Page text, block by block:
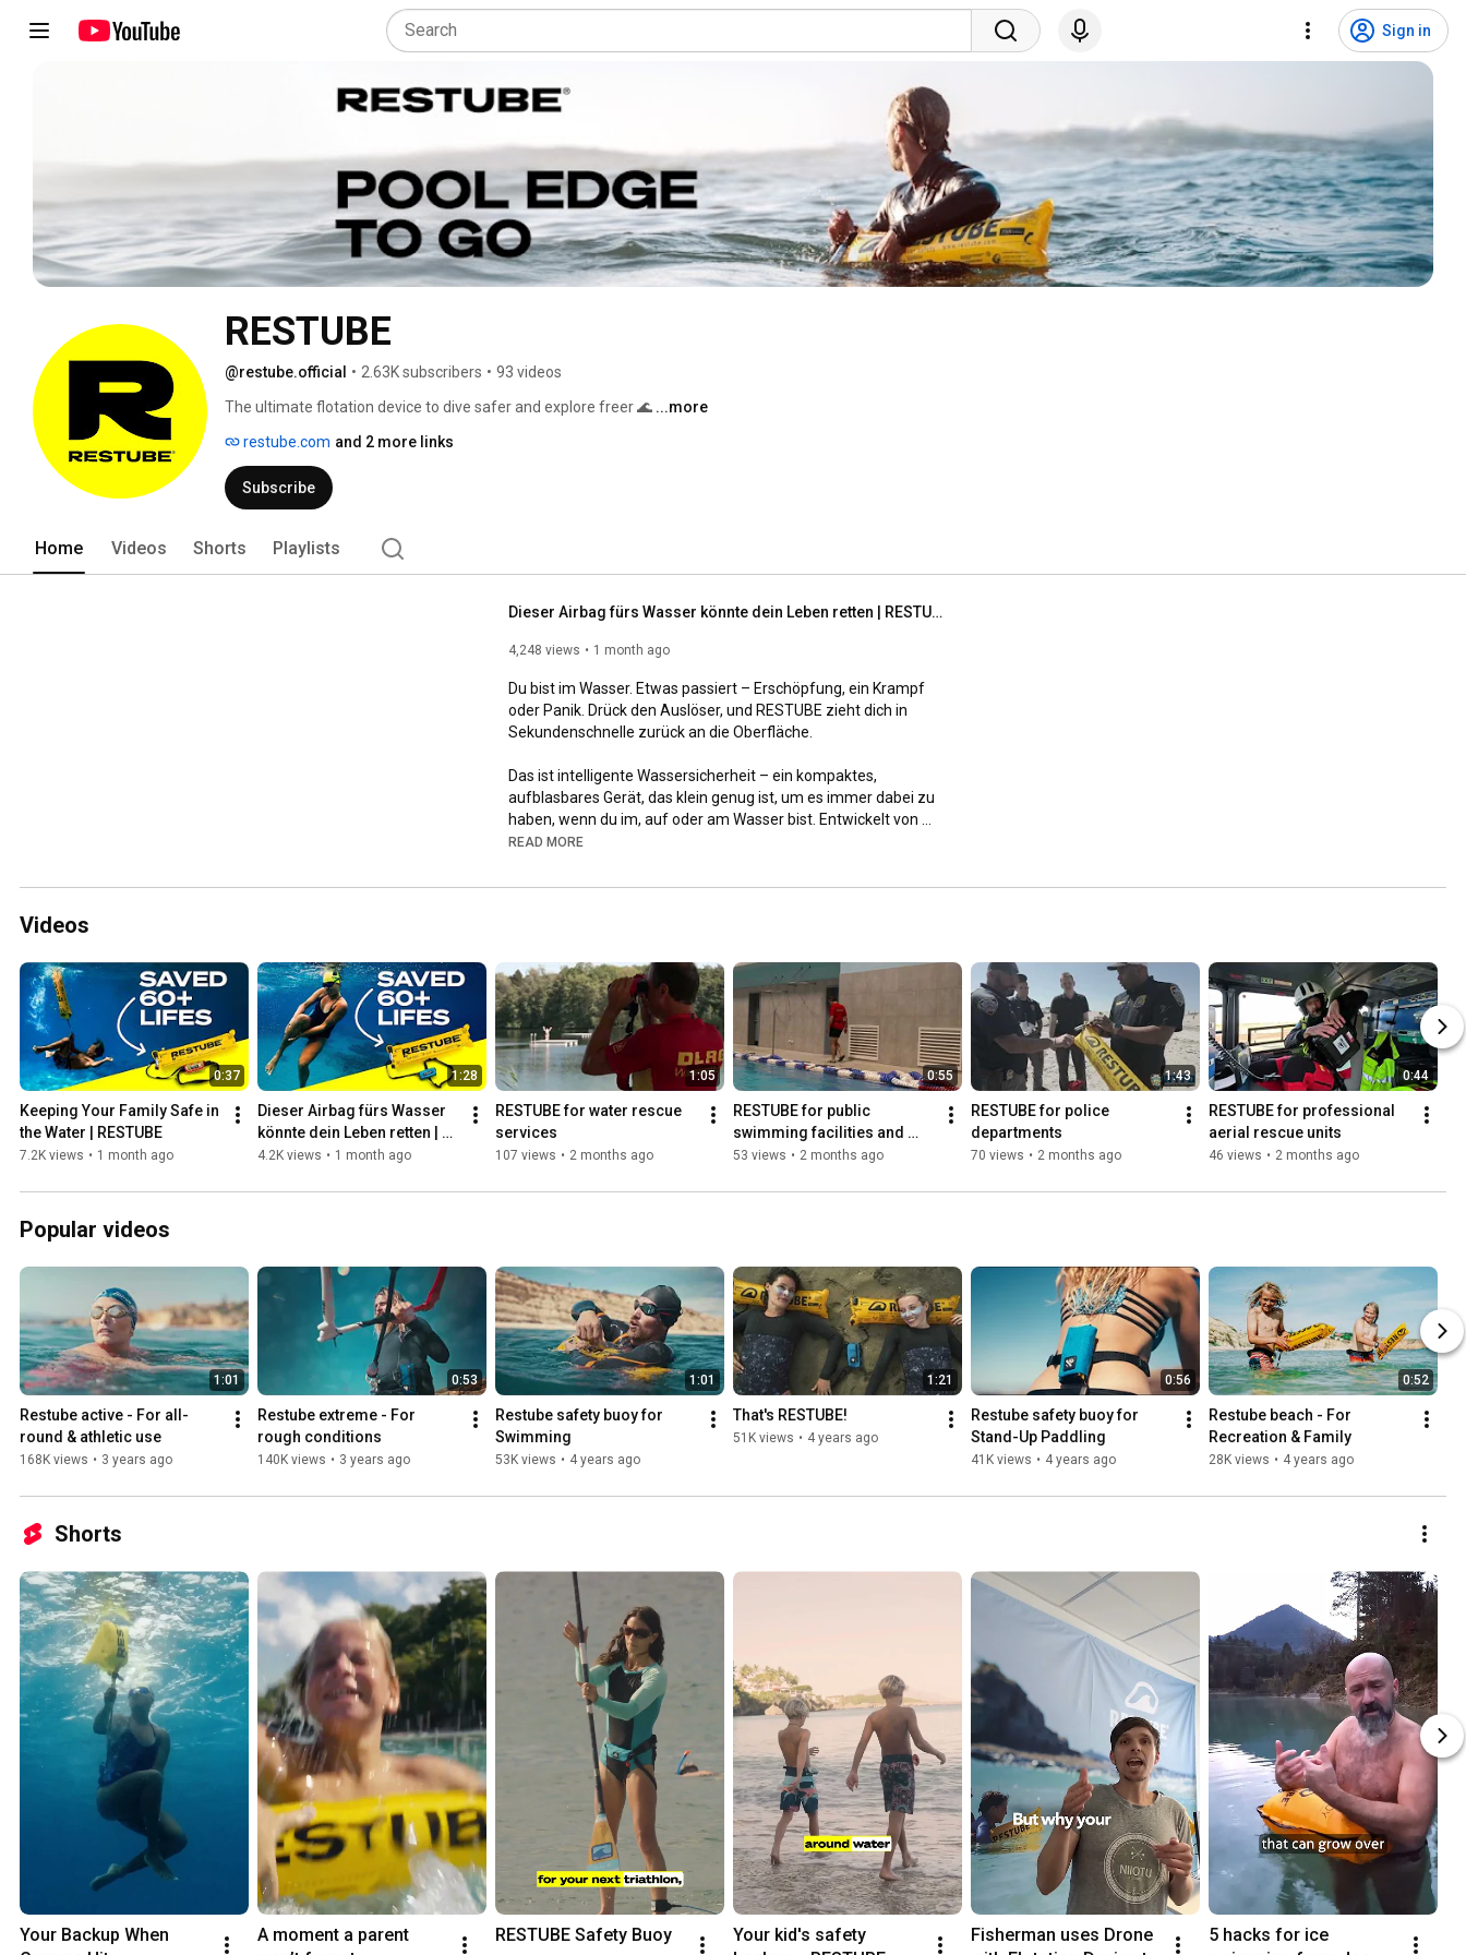
Sign in
RESTUBE
@restube.official • 2.63K subscribers • 93 videos
The ultimate flotation device to dive safer and explore freer 🌊 ...more
restube.com and 2 more links
Subscribe
Home Videos Shorts Playlists
Dieser Airbag fürs Wasser könnte dein Leben retten | RESTUBE
4,248 views 1 month ago
Du bist im Wasser. Etwas passiert – Erschöpfung, ein Krampf
oder Panik. Drück den Auslöser, und RESTUBE zieht dich in
Sekundenschnelle zurück an die Oberfläche.
Das ist intelligente Wassersicherheit – ein kompaktes,
aufblasbares Gerät, das klein genug ist, um es immer dabei zu
haben, wenn du im, auf oder am Wasser bist. Entwickelt von
RESTUBE, nachdem Gründer Christopher Fuhrhop selbst
vertrauen mittlerweile über 550.000 Menschen weltweit auf
Familie am Wasser verbringen – Freiheit beginnt mit Sicherheit.
RESTUBE bietet dir beides.
👉 Entdecke RESTUBE:
https://restube.com/
#RESTUBE
#IntelligenteWassersicherheit#Wassersicherheit
#AufblasbaresSicherheitsgerät #Sorgenfrei
READ MORE
Videos
0:37
Keeping Your Family Safe in
the Water | RESTUBE
7.2K views • 1 month ago
1:28
Dieser Airbag fürs Wasser
könnte dein Leben retten |
RESTUBE
4.2K views • 1 month ago
1:05
RESTUBE for water rescue
services
107 views • 2 months ago
0:55
RESTUBE for public
swimming facilities and
swimming pools
53 views • 2 months ago
1:43
RESTUBE for police
departments
70 views • 2 months ago
0:44
RESTUBE for professional
aerial rescue units
46 views • 2 months ago
Popular videos
1:01
Restube active - For all-
round & athletic use
168K views • 3 years ago
0:53
Restube extreme - For
rough conditions
140K views • 3 years ago
1:01
Restube safety buoy for
Swimming
53K views • 4 years ago
1:21
That's RESTUBE!
51K views • 4 years ago
0:56
Restube safety buoy for
Stand-Up Paddling
41K views • 4 years ago
0:52
Restube beach - For
Recreation & Family
28K views • 4 years ago
Shorts
Your Backup When
A moment a parent
RESTUBE Safety Buoy
Your kid's safety
Fisherman uses Drone
5 hacks for ice